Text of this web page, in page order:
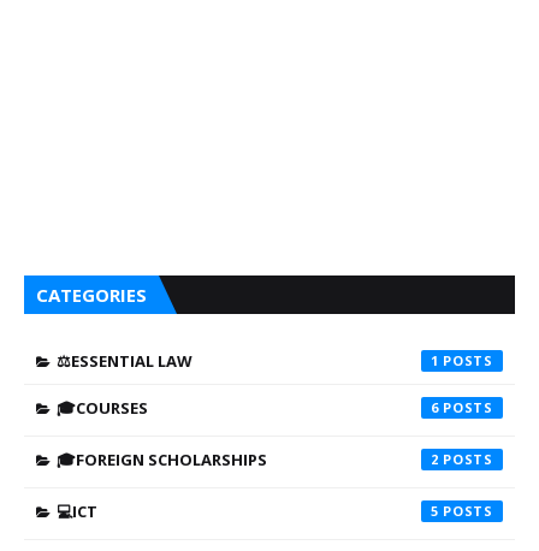
CATEGORIES
⚖️ESSENTIAL LAW 1
🎓COURSES 6
🎓FOREIGN SCHOLARSHIPS 2
💻ICT 5